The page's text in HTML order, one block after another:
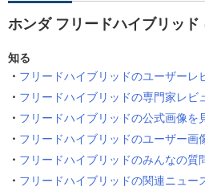
ホンダ フリードハイブリッド
知る
フリードハイブリッドのユーザーレ
フリードハイブリッドの専門家レビ
フリードハイブリッドの公式画像を
フリードハイブリッドのユーザー画
フリードハイブリッドのみんなの質
フリードハイブリッドの関連ニュー